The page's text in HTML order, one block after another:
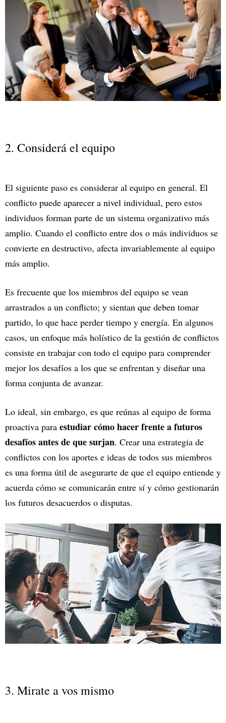
2. Considerá el equipo
El siguiente paso es considerar al equipo en general. El
conflicto puede aparecer a nivel individual, pero estos
individuos forman parte de un sistema organizativo más
amplio. Cuando el conflicto entre dos o más individuos se
convierte en destructivo, afecta invariablemente al equipo
más amplio.
Es frecuente que los miembros del equipo se vean
arrastrados a un conflicto; y sientan que deben tomar
partido, lo que hace perder tiempo y energía. En algunos
casos, un enfoque más holístico de la gestión de conflictos
consiste en trabajar con todo el equipo para comprender
mejor los desafíos a los que se enfrentan y diseñar una
forma conjunta de avanzar.
Lo ideal, sin embargo, es que reúnas al equipo de forma
proactiva para estudiar cómo hacer frente a futuros
desafíos antes de que surjan. Crear una estrategia de
conflictos con los aportes e ideas de todos sus miembros
es una forma útil de asegurarte de que el equipo entiende y
acuerda cómo se comunicarán entre sí y cómo gestionarán
los futuros desacuerdos o disputas.
3. Mirate a vos mismo